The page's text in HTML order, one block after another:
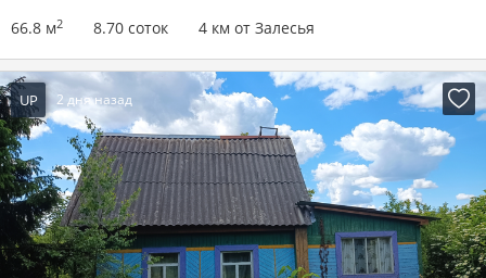
66.8 м2 8.70 соток 4 км от Залесья
UP 2 дня назад